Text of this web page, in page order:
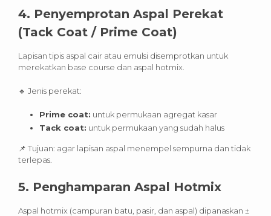
4. Penyemprotan Aspal Perekat
(Tack Coat / Prime Coat)
Lapisan tipis aspal cair atau emulsi disemprotkan untuk
merekatkan base course dan aspal hotmix.
🔹 Jenis perekat:
Prime coat: untuk permukaan agregat kasar
Tack coat: untuk permukaan yang sudah halus
📌 Tujuan: agar lapisan aspal menempel sempurna dan tidak
terlepas.
5. Penghamparan Aspal Hotmix
Aspal hotmix (campuran batu, pasir, dan aspal) dipanaskan ±